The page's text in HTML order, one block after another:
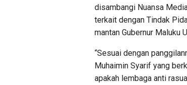
disambangi Nuansa
terkait dengan Tindak
mantan Gubernur Maluku
“Sesuai dengan
Muhaimin Syarif yang
apakah lembaga anti